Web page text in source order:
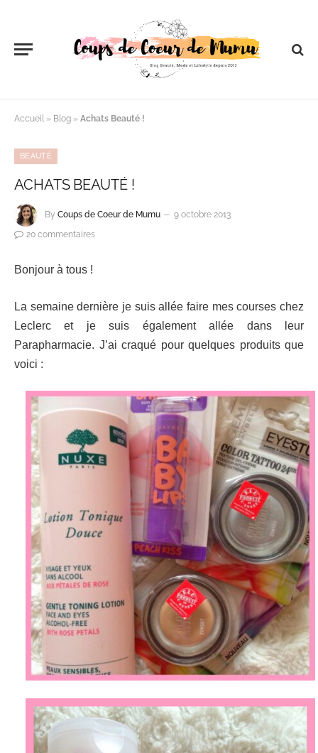
Accueil » Blog » Achats Beauté !
BEAUTÉ
ACHATS BEAUTÉ !
By Coups de Coeur de Mumu
9 octobre 2013
20 commentaires
Bonjour à tous !
La semaine dernière je suis allée faire mes courses chez
Leclerc et je suis également allée dans leur
Parapharmacie. J’ai craqué pour quelques produits que
voici :